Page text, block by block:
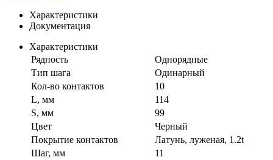
Характеристики
Документация
Характеристики
Рядность
Однорядные
Тип шага
Одинарный
Кол-во контактов
10
L, мм
114
S, мм
99
Цвет
Черный
Покрытие контактов
Латунь, луженая, 1.2t
Шаг, мм
11